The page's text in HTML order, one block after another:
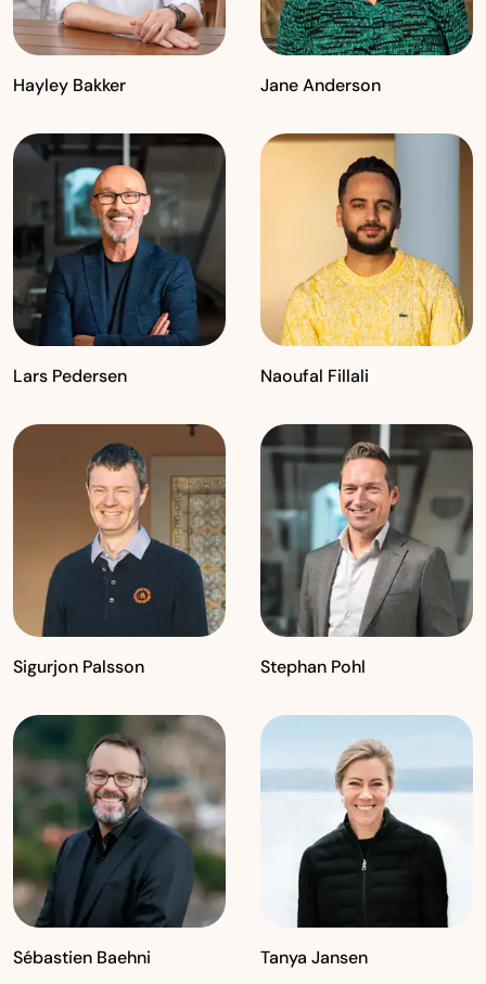
Hayley Bakker Jane Anderson
Lars Pedersen Naoufal Fillali
Sigurjon Palsson Stephan Pohl
Sébastien Baehni Tanya Jansen